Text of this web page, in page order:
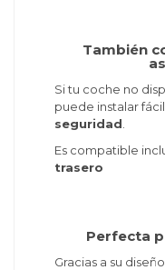
También
Si tu coche no
puede instalar
seguridad
Es compatible
trasero
Perfecta
Gracias a su diseño